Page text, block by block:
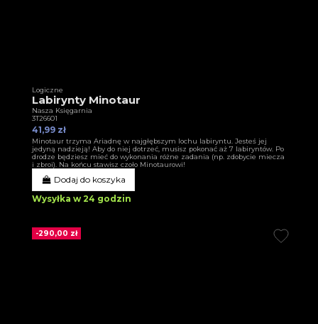
Logiczne
Labirynty Minotaur
Nasza Księgarnia
3T26601
41,99 zł
Minotaur trzyma Ariadnę w najgłębszym lochu labiryntu. Jesteś jej
jedyną nadzieją! Aby do niej dotrzeć, musisz pokonać aż 7 labiryntów. Po
drodze będziesz mieć do wykonania różne zadania (np. zdobycie miecza
i zbroi). Na końcu stawisz czoło Minotaurowi!
Dodaj do koszyka
Wysyłka w 24 godzin
-290,00 zł